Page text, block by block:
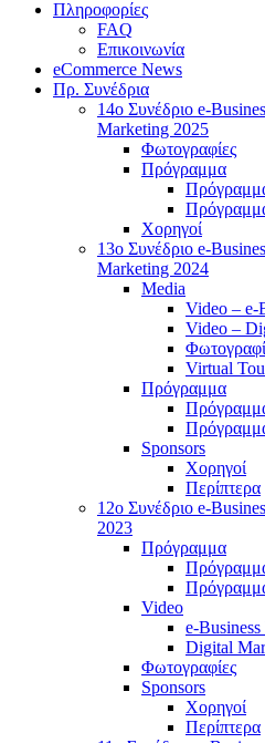
Πληροφορίες
FAQ
Επικοινωνία
eCommerce News
Πρ. Συνέδρια
14o Συνέδριο e-
Marketing 2025
Φωτογραφίες
Πρόγραμμα
Χορηγοί
13o Συνέδριο e-
Marketing 2024
Media
Video – e-
Video –
Virtual
Πρόγραμμα
Sponsors
Χορηγοί
Περίπτερα
12o Συνέδριο e-
2023
Πρόγραμμα
Video
e-
Digital
Φωτογραφίες
Sponsors
Χορηγοί
Περίπτερα